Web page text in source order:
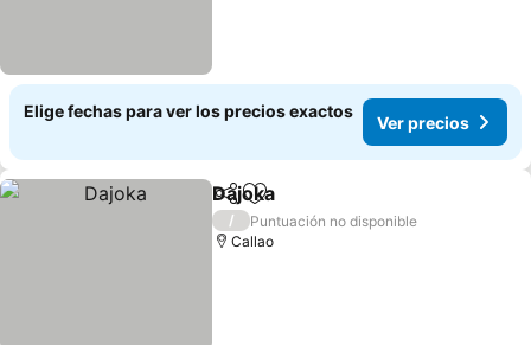
Elige fechas para ver los precios exactos
Ver precios
CompartirAgregar a favoritos
Dajoka
/
Puntuación no disponible
Callao